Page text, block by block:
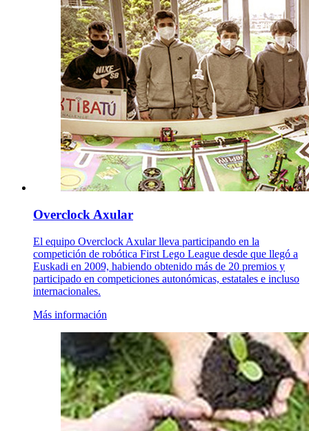
Overclock Axular
El equipo Overclock Axular lleva participando en la
competición de robótica First Lego League desde que llegó a
Euskadi en 2009, habiendo obtenido más de 20 premios y
participado en competiciones autonómicas, estatales e incluso
internacionales.
Más información